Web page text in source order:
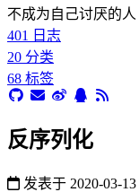
不成为自己讨厌的人
401
日志
20 分类
68 标签
反序列化
发表于 2020-03-13